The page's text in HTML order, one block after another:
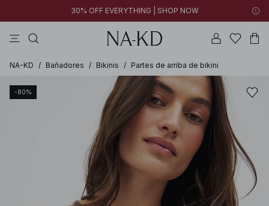
30% OFF EVERYTHING | SHOP NOW
NA-KD / Bañadores / Bikinis / Partes de arriba de bikini
-80%